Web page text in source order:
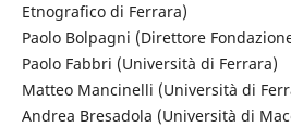
Etnografico di Ferrara)
Paolo Bolpagni (Direttore
Paolo Fabbri (Università di Ferrara)
Matteo Mancinelli (Università di
Andrea Bresadola (Università di